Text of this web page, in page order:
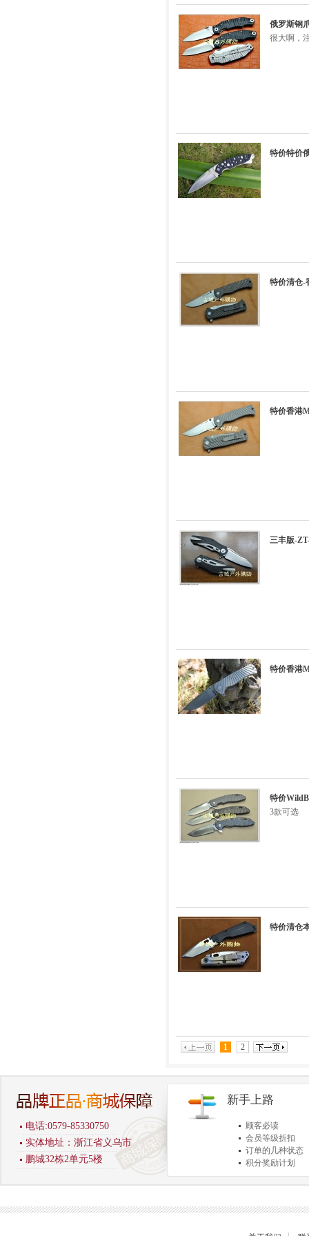
俄罗斯钢
很大啊，
特价特价
特价清仓-
特价香港
三丰版-
特价香港
特价
3款可选
特价清仓
1 2
电话:0579-85330750
实体地址：浙江省义乌市
鹏城32栋2单元5楼
新手上路
顾客必读
会员等级折扣
订单的几种状态
积分奖励计划
商品退货保障